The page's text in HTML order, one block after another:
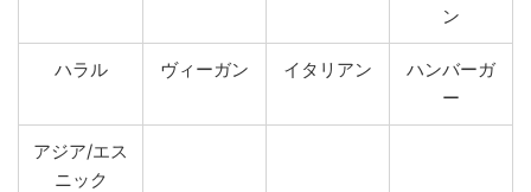
ン
ハラル ヴィーガン イタリアン
ハンバーガ
ー
アジア/エス
ニック